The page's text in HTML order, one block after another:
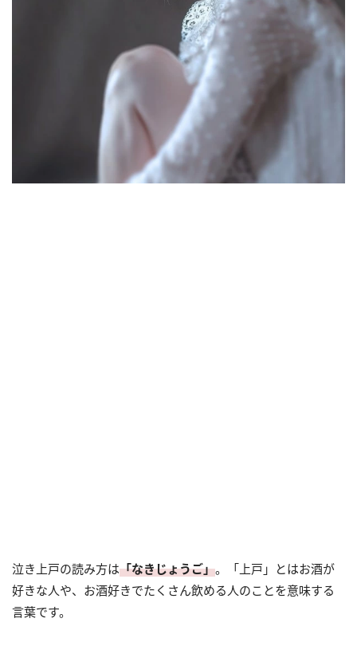
泣き上戸の読み方は「なきじょうご」。「上戸」とはお酒が
好きな人や、お酒好きでたくさん飲める人のことを意味する
言葉です。